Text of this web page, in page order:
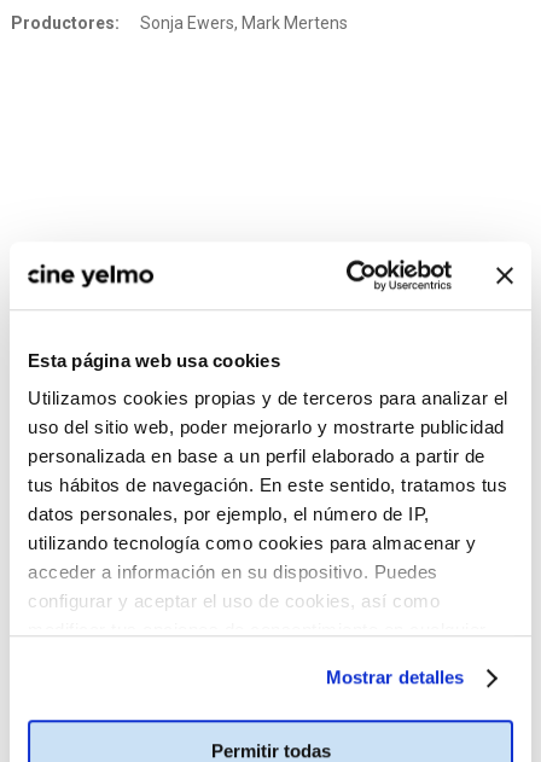
Esta página web usa cookies
Utilizamos cookies propias y de terceros para analizar el
uso del sitio web, poder mejorarlo y mostrarte publicidad
personalizada en base a un perfil elaborado a partir de
tus hábitos de navegación. En este sentido, tratamos tus
datos personales, por ejemplo, el número de IP,
utilizando tecnología como cookies para almacenar y
acceder a información en su dispositivo. Puedes
configurar y aceptar el uso de cookies, así como
Mostrar detalles
Permitir todas
Productores: Sonja Ewers, Mark Mertens
CONSULTA MÁS HORARIOS
:(
No hay películas con el
criterio de búsqueda
seleccionado.